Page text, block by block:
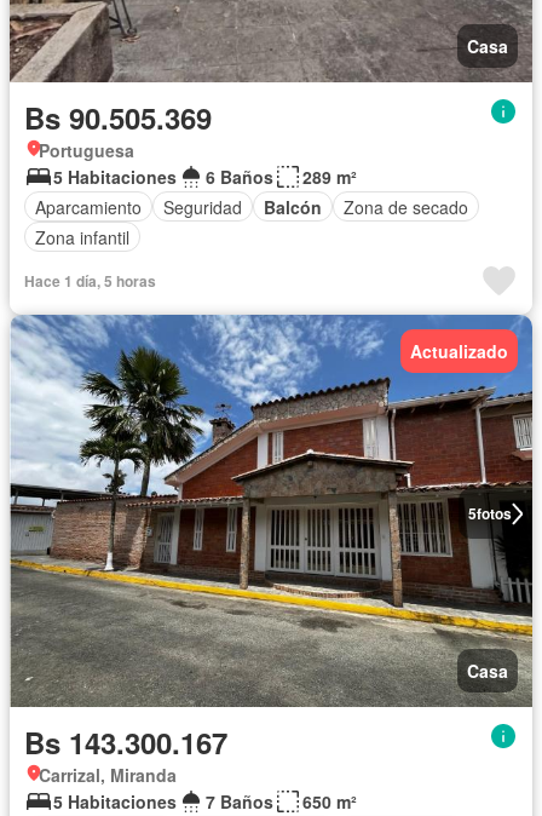
Casa
Bs 90.505.369
Portuguesa
5 Habitaciones
6 Baños
289 m²
Aparcamiento
Seguridad Balcón
Zona de secado
Zona infantil
Hace 1 día, 5 horas
5fotos
Actualizado
Casa
Bs 143.300.167
Carrizal, Miranda
5 Habitaciones
7 Baños
650 m²